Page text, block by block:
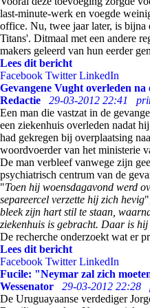
last-minute-werk en voegde
office. Nu, twee jaar later, is bijna
Titans'. Ditmaal met een andere
makers geleerd van hun eerder
Lees dit bericht
Facebook Twitter LinkedIn
Gevangene Vught overleden na
Redactie
29-03-2012 22:41
Een man die vastzat in de
een ziekenhuis overleden nadat
had gekregen bij overplaatsing
woordvoerder van het ministerie
De man verbleef vanwege zijn
psychiatrisch centrum van de
"Toen hij woensdagavond werd
separeercel verzette hij zich hevig
bleek zijn hart stil te staan,
ziekenhuis is gebracht. Daar is
De recherche onderzoekt wat er
Lees dit bericht
Facebook Twitter LinkedIn
Fucile: "Neymar zal zich
Wessenator
29-03-2012 22:28
De Uruguayaanse verdediger